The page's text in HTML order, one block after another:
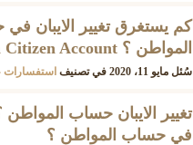
كم يستغرق تغيير الايبان
المواطن ؟ Iban Citizen Account ؟
سُئل مايو 11، 2020 في تصنيف استفسارات
تغيير الايبان حساب المواطن
في حساب المواطن ؟